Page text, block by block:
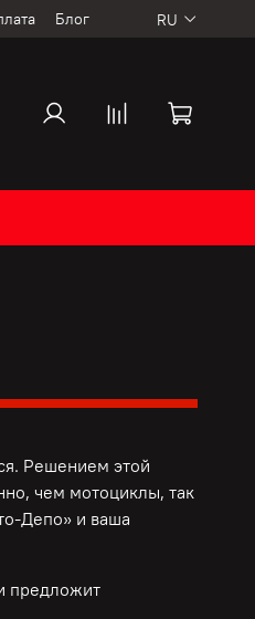
Блог RU
Решением этой
чем мотоциклы, так
Депо» и ваша
предложит